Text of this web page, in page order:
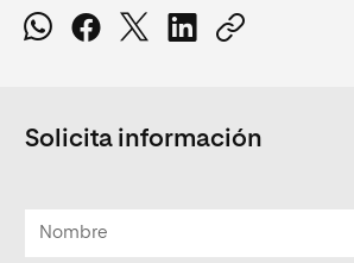
Solicita información